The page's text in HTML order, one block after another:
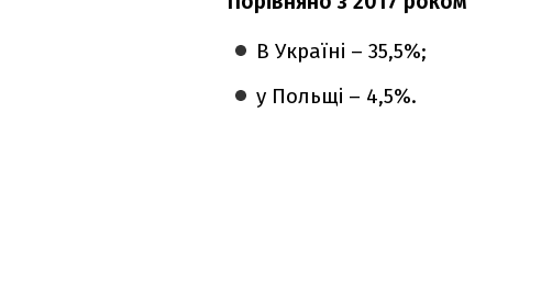
В Україні – 35,5%;
у Польщі – 4,5%.